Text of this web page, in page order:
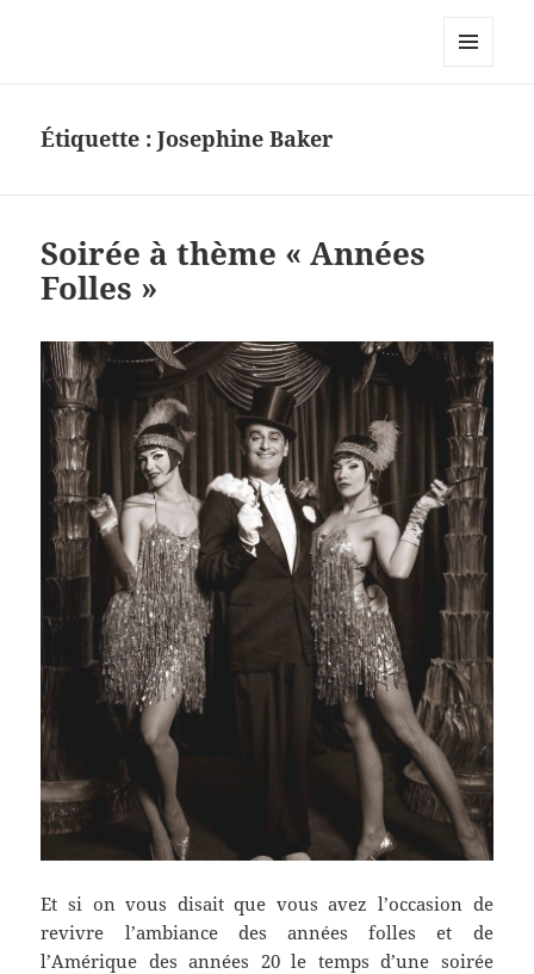
Korporate Events – Nos actualités
Étiquette :Josephine Baker
Soirée à thème « Années
Folles »
Et si on vous disait que vous avez l’occasion de
revivre l’ambiance des années folles et de
l’Amérique des années 20 le temps d’une soirée